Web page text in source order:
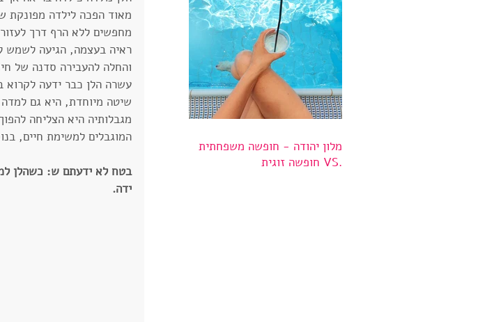
מאוד הפכה לילדה מפונקת
מחפשים ללא הרף דרך
ראיה בעצמה, הגיעה לשמש
והחלה להעבירה סדנה של
עשרה הלן כבר ידעה לקרוא
מגבלותיה היא הצליחה
המוגבלים למשימת חיים,
בטח לא ידעתם ש: כשהלן
ידה.
מלון יהודה - חופשה משפחתית
.VS חופשה זוגית